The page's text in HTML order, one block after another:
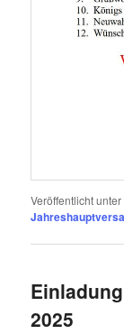
Veröffentlicht unter
2025